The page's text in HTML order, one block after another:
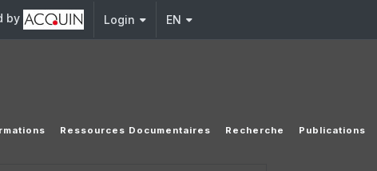
by Login EN
Ressources Documentaires Recherche Publications